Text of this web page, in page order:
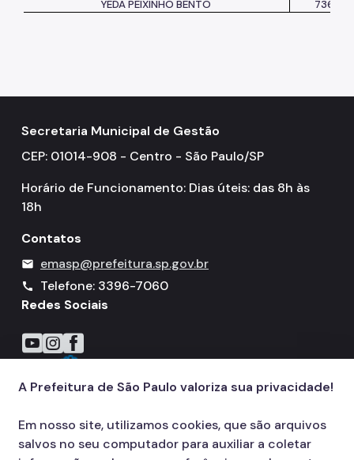
YEDA PEIXINHO BENTO
Secretaria Municipal de Gestão
CEP: 01014-908 - Centro - São Paulo/SP
Horário de Funcionamento: Dias úteis: das 8h às
18h
Contatos
mail emasp@prefeitura.sp.gov.br
call
Telefone: 3396-7060
Redes Sociais
Icone do YouTube
Icone do Instagram
Icone do Facebook
A Prefeitura de São Paulo valoriza sua privacidade!
Em nosso site, utilizamos cookies, que são arquivos
salvos no seu computador para auxiliar a coletar